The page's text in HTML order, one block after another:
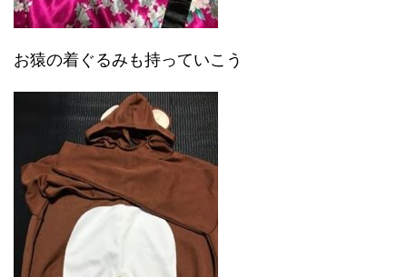
お猿の着ぐるみも持っていこう